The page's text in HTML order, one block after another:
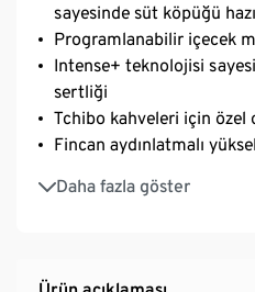
sayesinde süt köpüğü
Programlanabilir içecek
Intense+ teknolojisi
sertliği
Tchibo kahveleri için
Fincan aydınlatmalı
Daha fazla göster
Çıkarılabilir demleme